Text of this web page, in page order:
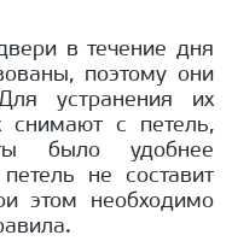
в течение дня
поэтому они
устранения их
снимают с петель,
было удобнее
не составит
этом необходимо